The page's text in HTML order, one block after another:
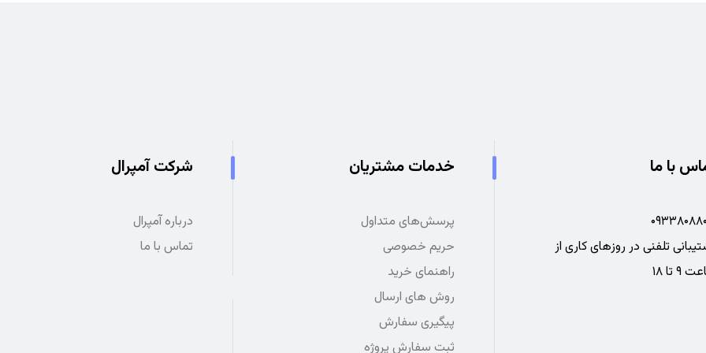
با ما
تلفنی در روزهای کاری از
تا ۱۸
خدمات مشتریان
پرسش‌های متداول
حریم خصوصی
راهنمای خرید
روش های ارسال
پیگیری سفارش
ثبت سفارش پروژه
شرکت آمپرال
درباره آمپرال
تماس با ما